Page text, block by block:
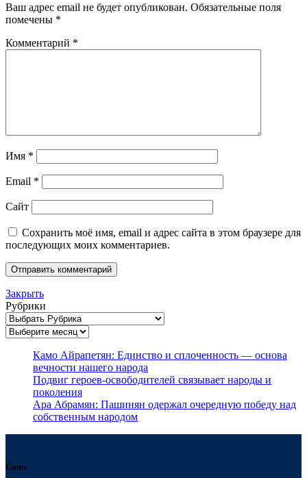
Ваш адрес email не будет опубликован. Обязательные поля
помечены *
Комментарий *
Имя *
Email *
Сайт
Сохранить моё имя, email и адрес сайта в этом браузере для
последующих моих комментариев.
Закрыть
Рубрики
Архивы
Камо Айрапетян: Единство и сплоченность — основа
вечности нашего народа
Подвиг героев-освободителей связывает народы и
поколения
Ара Абрамян: Пашинян одержал очередную победу над
собственным народом
Союз